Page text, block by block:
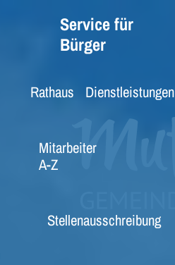
Service für
Bürger
Rathaus Dienstleistungen
Mitarbeiter
A-Z
Stellenausschreibung